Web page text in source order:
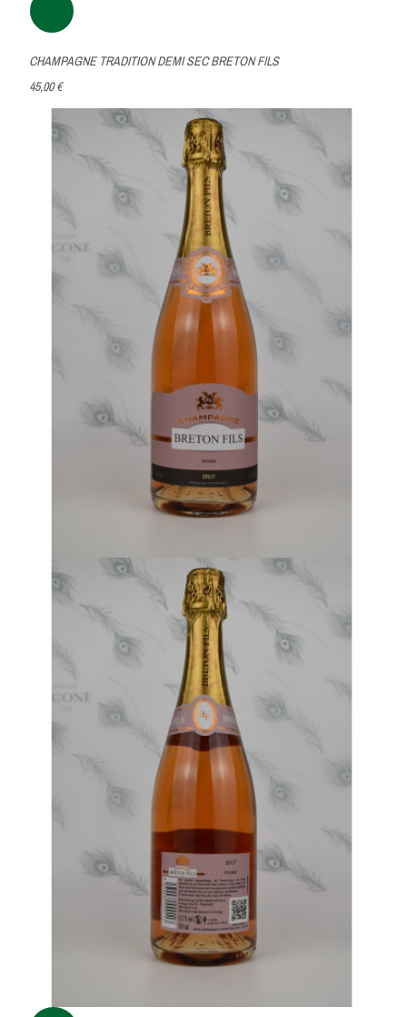
CHAMPAGNE TRADITION DEMI SEC BRETON FILS
45,00 €